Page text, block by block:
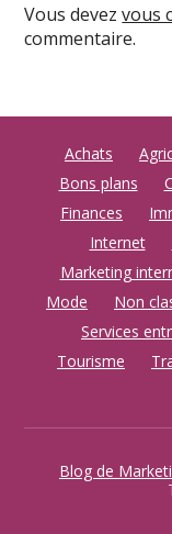
Vous devezvous
commentaire.
Achats
Bons plans
Finances
Internet
Marketing
Mode
Non
Services
Tourisme
Blog de